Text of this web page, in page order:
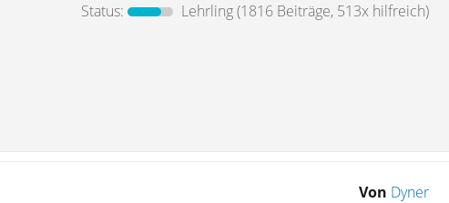
Status:
Lehrling(1816 Beiträge, 513x hilfreich)
Von Dyner